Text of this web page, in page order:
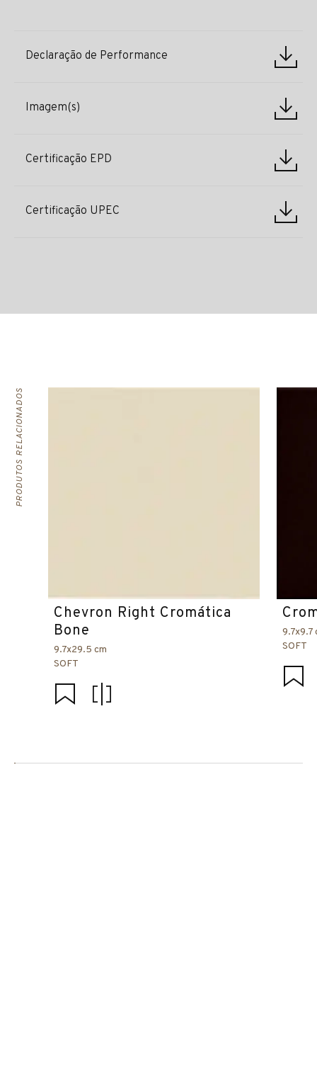
Declaração de Performance
Imagem(s)
Certificação EPD
Certificação UPEC
PRODUTOS RELACIONADOS
Chevron Right Cromática
Bone
9.7x29.5 cm
SOFT
9.7x9.7
SOFT